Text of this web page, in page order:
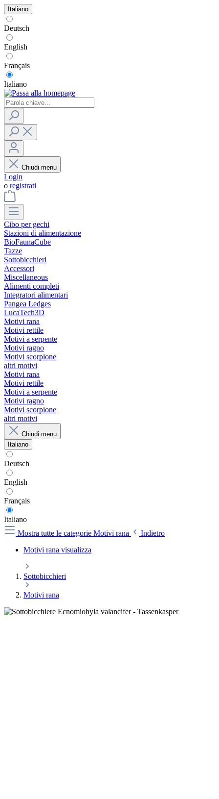
Italiano
Deutsch
English
Français
Italiano
Chiudi menu
Login
o registrati
Cibo per gechi
Stazioni di alimentazione
BioFaunaCube
Tazze
Sottobicchieri
Accessori
Miscellaneous
Alimenti completi
Integratori alimentari
Pangea Ledges
LucaTech3D
Motivi rana
Motivi rettile
Motivi a serpente
Motivi ragno
Motivi scorpione
altri motivi
Motivi rana
Motivi rettile
Motivi a serpente
Motivi ragno
Motivi scorpione
altri motivi
Chiudi menu
Italiano
Deutsch
English
Français
Italiano
Mostra tutte le categorie Motivi rana
Indietro
Motivi rana visualizza
Sottobicchieri
Motivi rana